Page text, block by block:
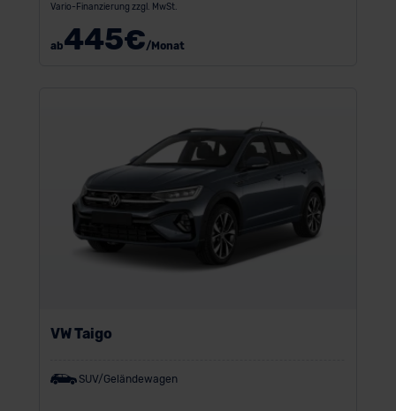
Vario-Finanzierung zzgl. MwSt.
ab445€/Monat
VW Taigo
SUV/Geländewagen